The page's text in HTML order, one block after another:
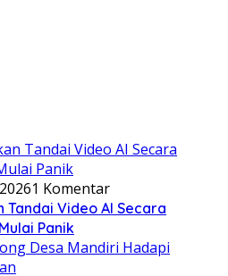
1 Komentar
Tandai Video AI Secara
Panik